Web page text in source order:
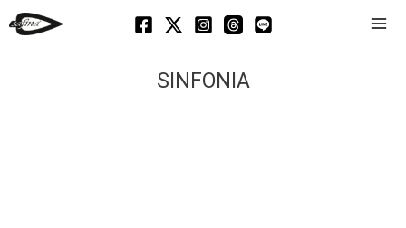
SINFONIA